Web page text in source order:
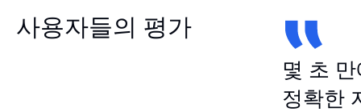
사용자들의 평가
몇 초
정확한